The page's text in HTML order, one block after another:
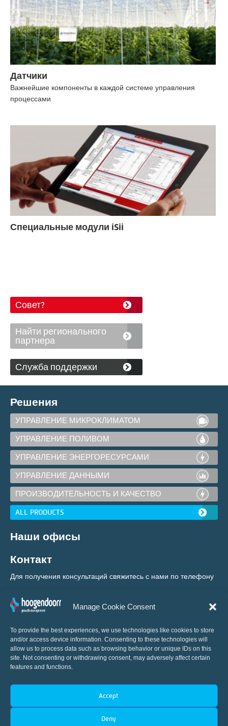
Manage Cookie Consent
To provide the best experiences, we use technologies like cookies to store
and/or access device information. Consenting to these technologies will
allow us to process data such as browsing behavior or unique IDs on this
site. Not consenting or withdrawing consent, may adversely affect certain
features and functions.
Accept
Deny
Датчики
Важнейшие компоненты в каждой системе управления
процессами
Специальные модули iSii
Совет?
Найти регионального
партнера
Служба поддержки
Решения
УПРАВЛЕНИЕ МИКРОКЛИМАТОМ
УПРАВЛЕНИЕ ПОЛИВОМ
УПРАВЛЕНИЕ ЭНЕРГОРЕСУРСАМИ
УПРАВЛЕНИЕ ДАННЫМИ
ПРОИЗВОДИТЕЛЬНОСТЬ И КАЧЕСТВО
ALL PRODUCTS
Наши офисы
Контакт
Для получения консультаций свяжитесь с нами по телефону
+31 (0) 10 460 80 80
Мировой новатор в области
автоматизации систем управления теплицами